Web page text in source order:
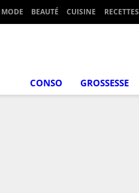
MODE BEAUTÉ CUISINE RECETTES
CONSO GROSSESSE